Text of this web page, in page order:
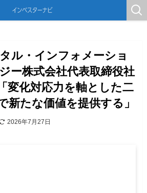
タル・インフォメーショ
ー株式会社代表取締役社
化対応力を軸とした二
新たな価値を提供する」
2026年7月27日